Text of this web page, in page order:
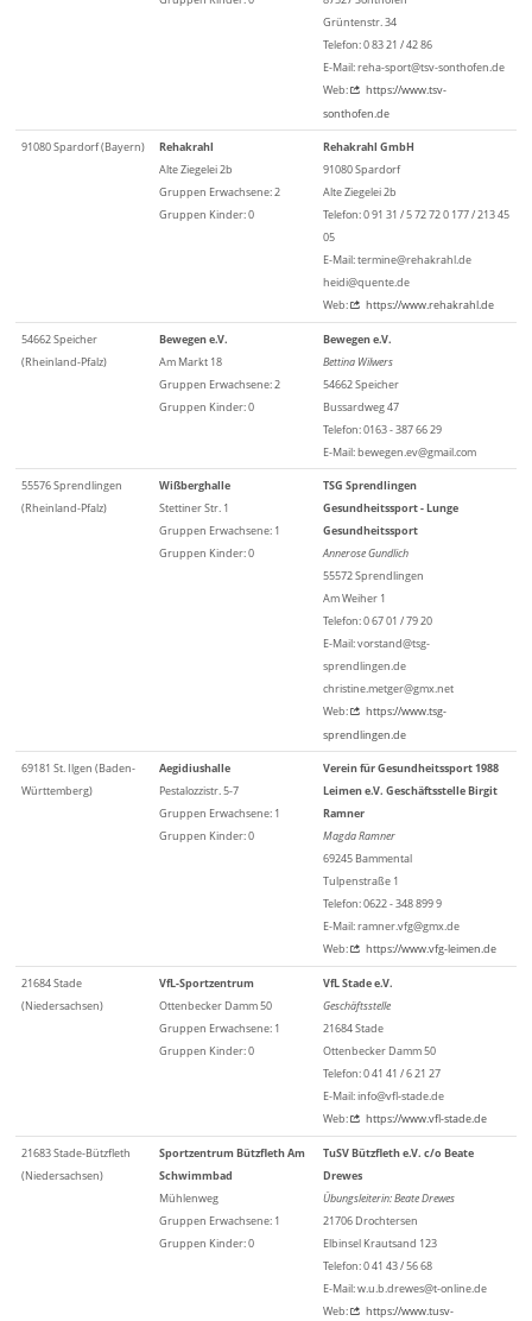
Grüntenstr. 34
Telefon: 0 83 21 / 42 86
E-Mail: reha-sport@tsv-sonthofen.de
Web:
https://www.tsv-
sonthofen.de
91080 Spardorf (Bayern)
Rehakrahl
Alte Ziegelei 2b
Gruppen Erwachsene: 2
Gruppen Kinder: 0
Rehakrahl GmbH
91080 Spardorf
Alte Ziegelei 2b
Telefon: 0 91 31 / 5 72 72 0 177 / 213 45
05
E-Mail: termine@rehakrahl.de
heidi@quente.de
Web:
https://www.rehakrahl.de
54662 Speicher
(Rheinland-Pfalz)
Bewegen e.V.
Am Markt 18
Gruppen Erwachsene: 2
Gruppen Kinder: 0
Bewegen e.V.
Bettina Wilwers
54662 Speicher
Bussardweg 47
Telefon: 0163 - 387 66 29
E-Mail: bewegen.ev@gmail.com
55576 Sprendlingen
(Rheinland-Pfalz)
Wißberghalle
Stettiner Str. 1
Gruppen Erwachsene: 1
Gruppen Kinder: 0
TSG Sprendlingen
Gesundheitssport - Lunge
Gesundheitssport
Annerose Gundlich
55572 Sprendlingen
Am Weiher 1
Telefon: 0 67 01 / 79 20
E-Mail: vorstand@tsg-
sprendlingen.de
christine.metger@gmx.net
Web:
https://www.tsg-
sprendlingen.de
69181 St. Ilgen (Baden-
Württemberg)
Aegidiushalle
Pestalozzistr. 5-7
Gruppen Erwachsene: 1
Gruppen Kinder: 0
Verein für Gesundheitssport 1988
Leimen e.V. Geschäftsstelle Birgit
Ramner
Magda Ramner
69245 Bammental
Tulpenstraße 1
Telefon: 0622 - 348 899 9
E-Mail: ramner.vfg@gmx.de
Web:
https://www.vfg-leimen.de
21684 Stade
(Niedersachsen)
VfL-Sportzentrum
Ottenbecker Damm 50
Gruppen Erwachsene: 1
Gruppen Kinder: 0
VfL Stade e.V.
Geschäftsstelle
21684 Stade
Ottenbecker Damm 50
Telefon: 0 41 41 / 6 21 27
E-Mail: info@vfl-stade.de
Web:
https://www.vfl-stade.de
21683 Stade-Bützfleth
(Niedersachsen)
Sportzentrum Bützfleth Am
Schwimmbad
Mühlenweg
Gruppen Erwachsene: 1
Gruppen Kinder: 0
TuSV Bützfleth e.V. c/o Beate
Drewes
Übungsleiterin: Beate Drewes
21706 Drochtersen
Elbinsel Krautsand 123
Telefon: 0 41 43 / 56 68
E-Mail: w.u.b.drewes@t-online.de
Web:
https://www.tusv-